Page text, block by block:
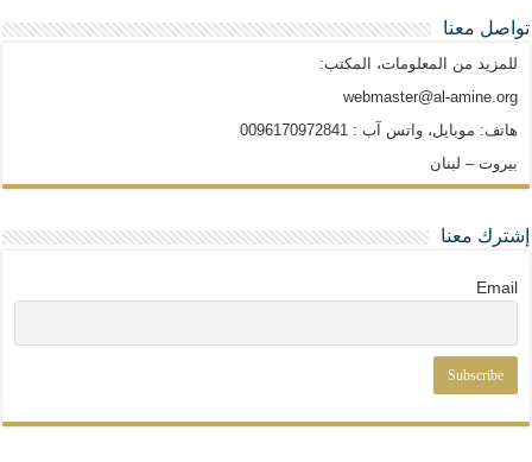
تواصل معنا
للمزيد من المعلومات، المكتب:
webmaster@al-amine.org
هاتف: موبايل، واتس آب : 0096170972841
بيروت – لبنان
إشترك معنا
Email